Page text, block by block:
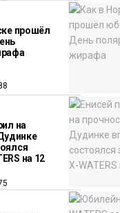
прошёл
на
на 12